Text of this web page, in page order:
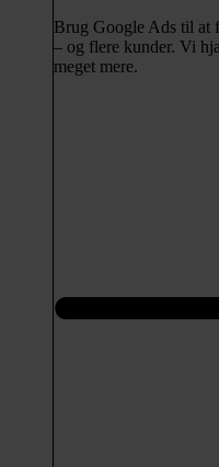
Brug Google Ads til at
– og flere kunder. Vi
meget mere.